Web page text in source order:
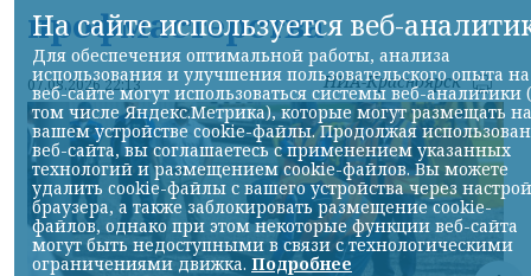
профмастерства
07.08.2026 22:13 НИА-Красноярск
На сайте используется веб-
Для обеспечения оптимальной работы, анализа
использования и улучшения пользовательского опыта на
веб-сайте могут использоваться системы веб-аналитики
том числе Яндекс.Метрика), которые могут размещать на
вашем устройстве cookie-файлы. Продолжая
веб-сайта, вы соглашаетесь с применением указанных
технологий и размещением cookie-файлов. Вы можете
удалить cookie-файлы с вашего устройства через
браузера, а также заблокировать размещение cookie-
файлов, однако при этом некоторые функции веб-сайта
могут быть недоступными в связи с технологическими
ограничениями движка. Подробнее